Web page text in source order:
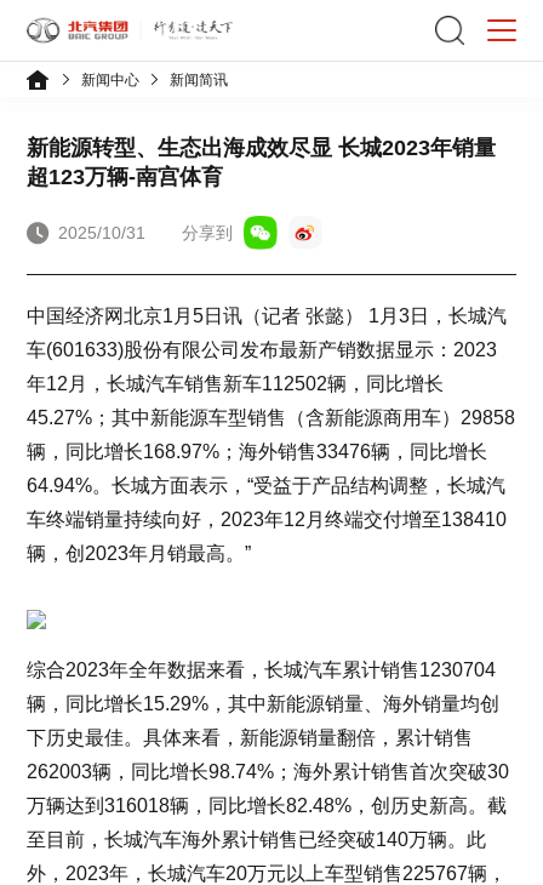
新闻中心 新闻简讯
新能源转型、生态出海成效尽显 长城2023年销量
超123万辆-南宫体育
2025/10/31 分享到
中国经济网北京1月5日讯（记者 张懿） 1月3日，长城汽
车(601633)股份有限公司发布最新产销数据显示：2023
年12月，长城汽车销售新车112502辆，同比增长
45.27%；其中新能源车型销售（含新能源商用车）29858
辆，同比增长168.97%；海外销售33476辆，同比增长
64.94%。长城方面表示，“受益于产品结构调整，长城汽
车终端销量持续向好，2023年12月终端交付增至138410
辆，创2023年月销最高。”
综合2023年全年数据来看，长城汽车累计销售1230704
辆，同比增长15.29%，其中新能源销量、海外销量均创
下历史最佳。具体来看，新能源销量翻倍，累计销售
262003辆，同比增长98.74%；海外累计销售首次突破30
万辆达到316018辆，同比增长82.48%，创历史新高。截
至目前，长城汽车海外累计销售已经突破140万辆。此
外，2023年，长城汽车20万元以上车型销售225767辆，